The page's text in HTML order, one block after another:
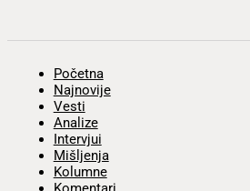
Početna
Najnovije
Vesti
Analize
Intervjui
Mišljenja
Kolumne